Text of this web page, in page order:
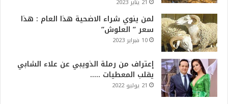
21 يناير 2023
لمن ينوي شراء الاضحية هذا العام : هذا
سعر ” العلوش”
10 فبراير 2023
إعتراف من رملة الذويبي عن علاء الشابي
يقلب المعطيات …..
21 يوليو 2022